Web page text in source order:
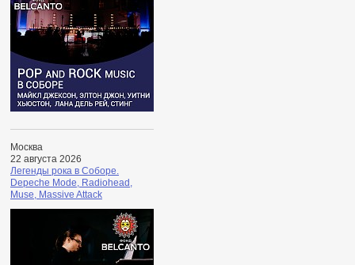
Москва
22 августа 2026
Легенды рока в Соборе.
Depeche Mode, Radiohead,
Muse, Massive Attack